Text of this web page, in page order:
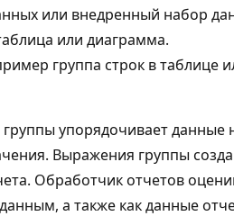
или внедренный набор
или диаграмма.
группа строк в таблице
упорядочивает данные
Выражения группы
Обработчик отчетов
а также как данные